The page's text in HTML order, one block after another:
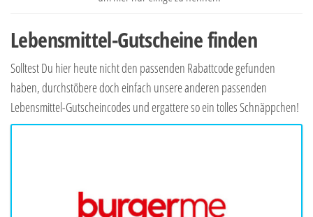
Lebensmittel-Gutscheine finden
Solltest Du hier heute nicht den passenden Rabattcode gefunden
haben, durchstöbere doch einfach unsere anderen passenden
Lebensmittel-Gutscheincodes und ergattere so ein tolles Schnäppchen!